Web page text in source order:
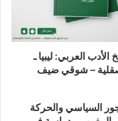
الأدب العربي: ليبيا ـ
– شوقي ضيف
السياسي والحركة